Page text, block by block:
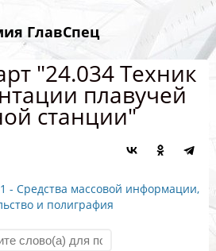
ГлавСпец
"24.034 Техник
плавучей
станции"
- Средства массовой информации,
и полиграфия